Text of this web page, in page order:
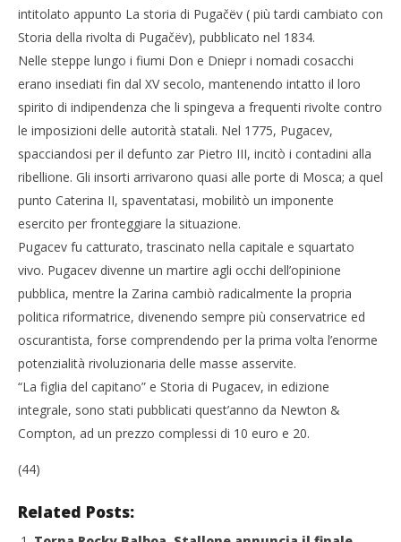
intitolato appunto La storia di Pugačëv ( più tardi cambiato con
Storia della rivolta di Pugačëv), pubblicato nel 1834.
Nelle steppe lungo i fiumi Don e Dniepr i nomadi cosacchi
erano insediati fin dal XV secolo, mantenendo intatto il loro
spirito di indipendenza che li spingeva a frequenti rivolte contro
le imposizioni delle autorità statali. Nel 1775, Pugacev,
spacciandosi per il defunto zar Pietro III, incitò i contadini alla
ribellione. Gli insorti arrivarono quasi alle porte di Mosca; a quel
punto Caterina II, spaventatasi, mobilitò un imponente
esercito per fronteggiare la situazione.
Pugacev fu catturato, trascinato nella capitale e squartato
vivo. Pugacev divenne un martire agli occhi dell’opinione
pubblica, mentre la Zarina cambiò radicalmente la propria
politica riformatrice, divenendo sempre più conservatrice ed
oscurantista, forse comprendendo per la prima volta l’enorme
potenzialità rivoluzionaria delle masse asservite.
“La figlia del capitano” e Storia di Pugacev, in edizione
integrale, sono stati pubblicati quest’anno da Newton &
Compton, ad un prezzo complessi di 10 euro e 20.
(44)
Related Posts: